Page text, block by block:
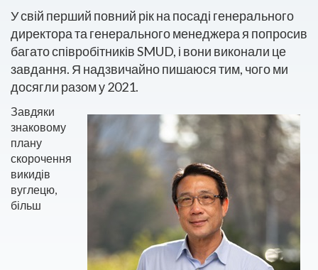
У свій перший повний рік на посаді генерального
директора та генерального менеджера я попросив
багато співробітників SMUD, і вони виконали це
завдання. Я надзвичайно пишаюся тим, чого ми
досягли разом у 2021.
Завдяки
знаковому
плану
скорочення
викидів
вуглецю,
більш